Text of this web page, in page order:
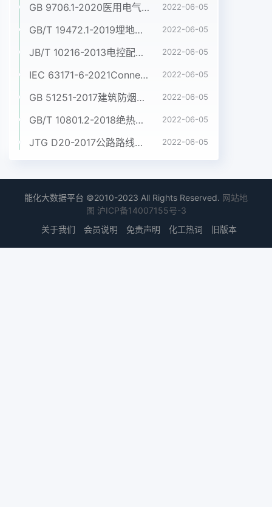
GB 9706.1-2020医用电气设备 第1部分:基本安全和基本性能的通用要求 2022-06-05
GB/T 19472.1-2019埋地用聚乙烯(PE)结构壁管道系统 第1部分:聚乙烯双壁波纹管材 2022-06-05
JB/T 10216-2013电控配电用电缆桥架 2022-06-05
IEC 63171-6-2021Connectors for electrical and electronic equipment - Part 6: Detail specification for 2-way and 4-way (data/power), shielded, free and fixed connectors for power and data transmission with frequencies up to 600 MHz 2022-06-05
GB 51251-2017建筑防烟排烟系统技术标准 2022-06-05
GB/T 10801.2-2018绝热用挤塑聚苯乙烯泡沫塑料(XPS) 2022-06-05
JTG D20-2017公路路线设计规范 2022-06-05
能化大数据平台 ©2010-2023 All Rights Reserved. 网站地
图 沪ICP备14007155号-3
关于我们
会员说明 免责声明 化工热词 旧版本